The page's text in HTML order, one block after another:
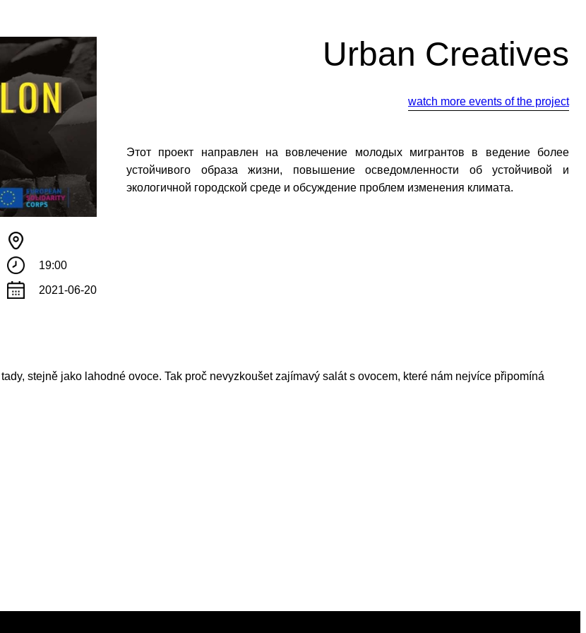
связаться, пожалуйста, контактируйте нас:
19:00
2021-06-20
Urban Creatives
watch more events of the project
Этот проект направлен на вовлечение молодых мигрантов в ведение более
устойчивого образа жизни, повышение осведомленности об устойчивой и
экологичной городской среде и обсуждение проблем изменения климата.
stejně jako lahodné ovoce. Tak proč nevyzkoušet zajímavý salát s ovocem, které nám nejvíce připomíná